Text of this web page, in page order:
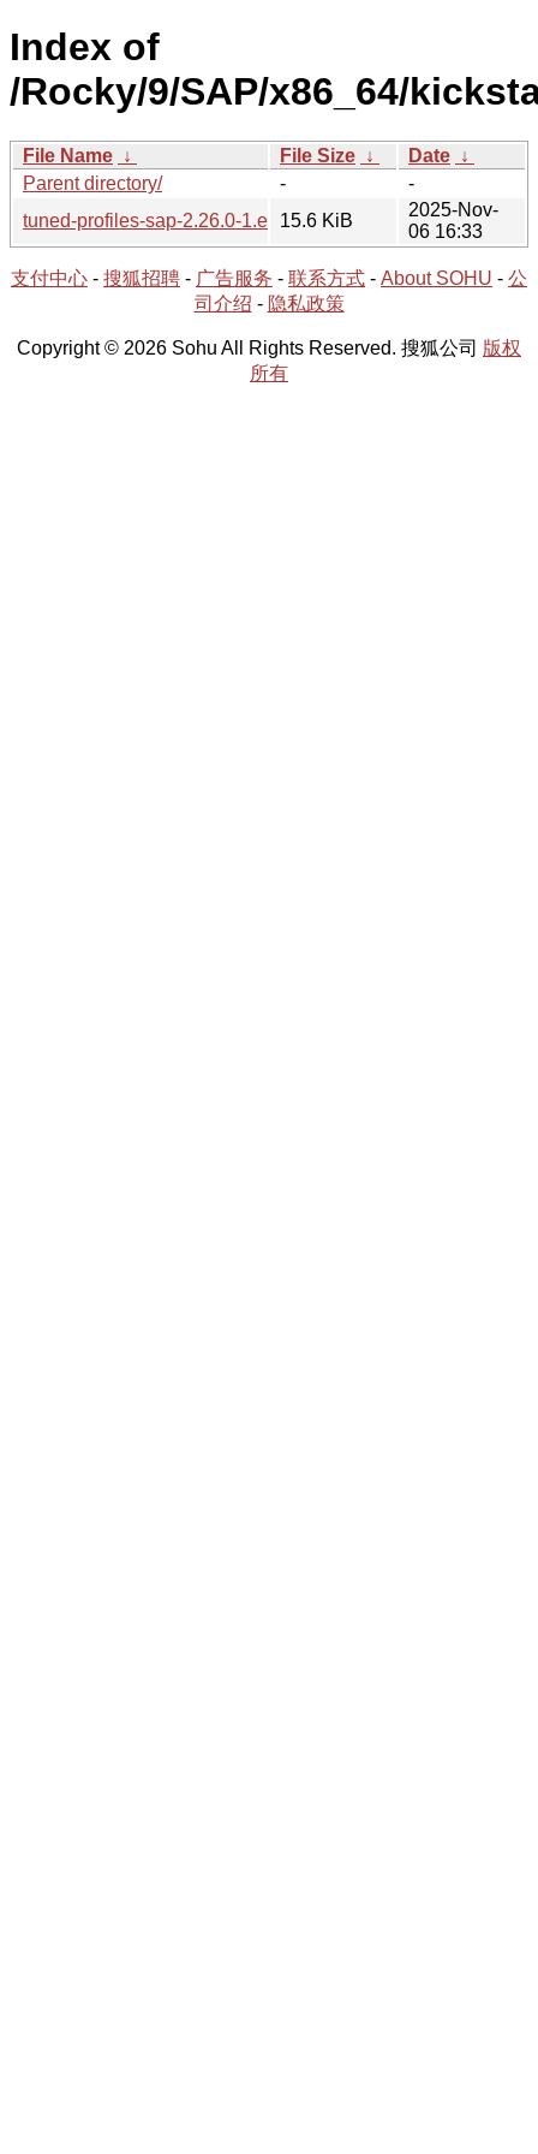
Index of
/Rocky/9/SAP/x86_64/
File Name ↓ File Size ↓ Date ↓
Parent directory/
-
-
tuned-profiles-sap-2.26.0-1.el9.noarch.rpm
15.6 KiB
2025-Nov-
06 16:33
支付中心 - 搜狐招聘 - 广告服务 - 联系方式 - About SOHU - 公
司介绍 - 隐私政策
Copyright © 2026 Sohu All Rights Reserved. 搜狐公司 版权
所有